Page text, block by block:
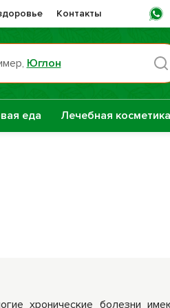
Контакты
Пн
Юглон
еда Лечебная косметика
хронические болезни